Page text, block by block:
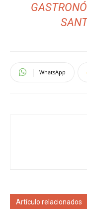
WhatsApp
Artículo relacionados